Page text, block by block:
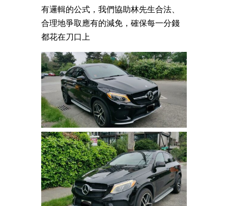
有邏輯的公式，我們協助林先生合法、
合理地爭取應有的減免，確保每一分錢
都花在刀口上